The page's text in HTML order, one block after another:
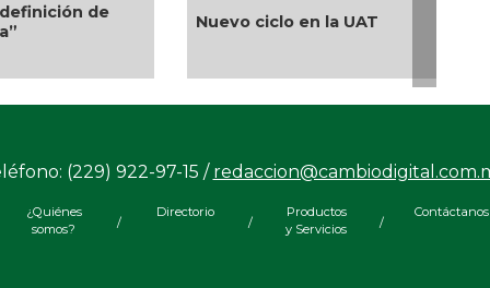
cambios en el
de AVA
¿Quién es periodista?
del
(229) 922-97-15 /
¿Quiénes
somos?
/
Directorio
/
Productos
y Servicios
/
Contáctanos